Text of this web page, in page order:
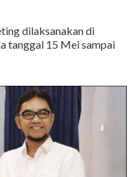
dilaksanakan di
tanggal 15 Mei sampai